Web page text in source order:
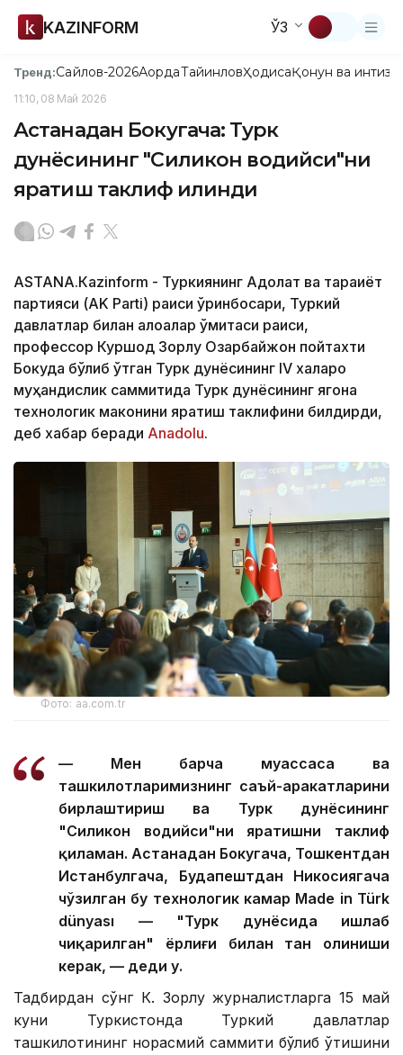
KAZINFORM ЎЗ
Тренд:Сайлов-2026АқордаТайинловҲодисаҚонун ва
11:10, 08 Май 2026
Астанадан Бокугача: Турк
дунёсининг "Силикон водийси"ни
яратиш таклиф қилинди
АSTANА.Кazinform - Туркиянинг Адолат ва тараққиёт
партияси (AK Parti) раиси ўринбосари, Туркий
давлатлар билан алоқалар қўмитаси раиси,
профессор Куршод Зорлу Озарбайжон пойтахти
Бокуда бўлиб ўтган Турк дунёсининг IV халқаро
муҳандислик саммитида Турк дунёсининг ягона
технологик маконини яратиш таклифини билдирди,
деб хабар беради Аnadolu.
Фото: aa.com.tr
— Мен барча муассаса ва
ташкилотларимизнинг саъй-ҳаракатларини
бирлаштириш ва Турк дунёсининг
"Силикон водийси"ни яратишни таклиф
қиламан. Астанадан Бокугача, Тошкентдан
Истанбулгача, Будапештдан Никосиягача
чўзилган бу технологик камар Made in Türk
dünyası — "Турк дунёсида ишлаб
чиқарилган" ёрлиғи билан тан олиниши
керак, — деди у.
Тадбирдан сўнг К. Зорлу журналистларга 15 май
куни Туркистонда Туркий давлатлар
ташкилотининг норасмий саммити бўлиб ўтишини